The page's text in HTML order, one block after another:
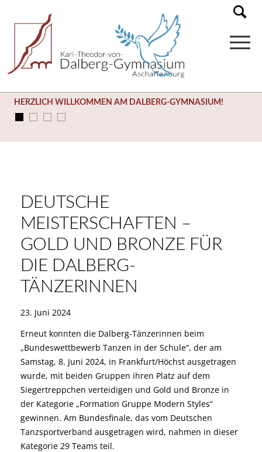
HERZLICH WILLKOMMEN AM DALBERG-GYMNASIUM!
DEUTSCHE
MEISTERSCHAFTEN –
GOLD UND BRONZE FÜR
DIE DALBERG-
TÄNZERINNEN
23. Juni 2024
Erneut konnten die Dalberg-Tänzerinnen beim
„Bundeswettbewerb Tanzen in der Schule“, der am
Samstag, 8. Juni 2024, in Frankfurt/Höchst ausgetragen
wurde, mit beiden Gruppen ihren Platz auf dem
Siegertreppchen verteidigen und Gold und Bronze in
der Kategorie „Formation Gruppe Modern Styles“
gewinnen. Am Bundesfinale, das vom Deutschen
Tanzsportverband ausgetragen wird, nahmen in dieser
Kategorie 29 Teams teil.